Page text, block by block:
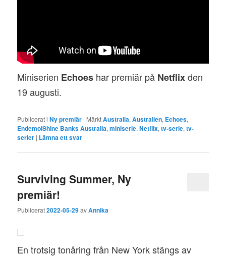
Miniserien Echoes har premiär på Netflixden
19 augusti.
Publicerat i Ny premiär | MärktAustralia,Australien, Echoes,
EndemolShine Banks Australia,miniserie,Netflix,tv-serie,tv-
serier | Lämna ett svar
Surviving Summer, Ny
premiär!
Publicerat2022-05-29avAnnika
En trotsig tonåring från New York stängs av